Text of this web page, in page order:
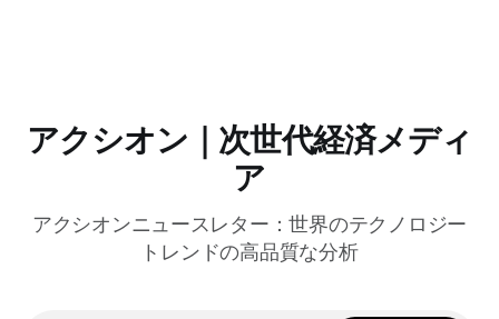
アクシオン｜次世代経済メディ
ア
アクシオンニュースレター：世界のテクノロジー
トレンドの高品質な分析